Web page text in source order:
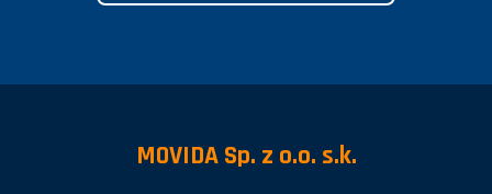
MOVIDA Sp. z o.o. s.k.